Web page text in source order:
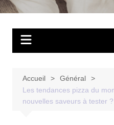
Accueil
Général
Les tendances pizza du
nouvelles saveurs à tester ?